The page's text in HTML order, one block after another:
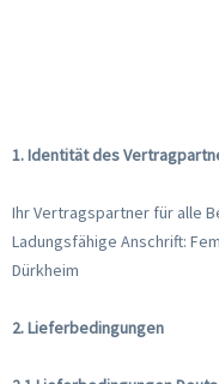
1. Identität des
Ihr Vertragspartner für alle
Ladungsfähige Anschrift:
Dürkheim
2. Lieferbedingungen